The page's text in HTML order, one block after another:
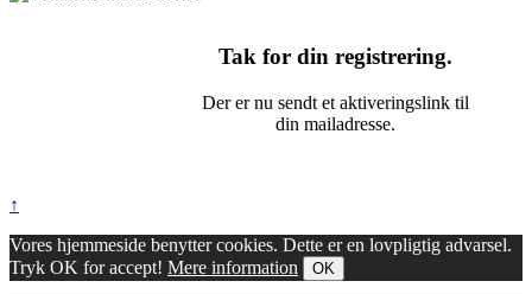
Tak for din registrering.
Der er nu sendt et aktiveringslink til
din mailadresse.
↑
Vores hjemmeside benytter cookies. Dette er en lovpligtig advarsel.
Tryk OK for accept! Mere information OK